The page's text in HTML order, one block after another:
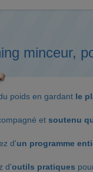
minceur,
poids en gardant le
et soutenu
d'un programme
d'outils pratiques